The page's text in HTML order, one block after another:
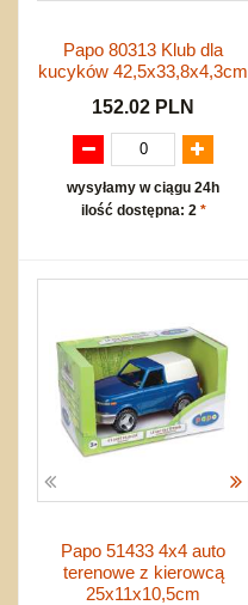
Papo 80313 Klub dla
kucyków 42,5x33,8x4,3cm
152.02 PLN
wysyłamy w ciągu 24h
ilość dostępna: 2 *
Papo 51433 4x4 auto
terenowe z kierowcą
25x11x10,5cm